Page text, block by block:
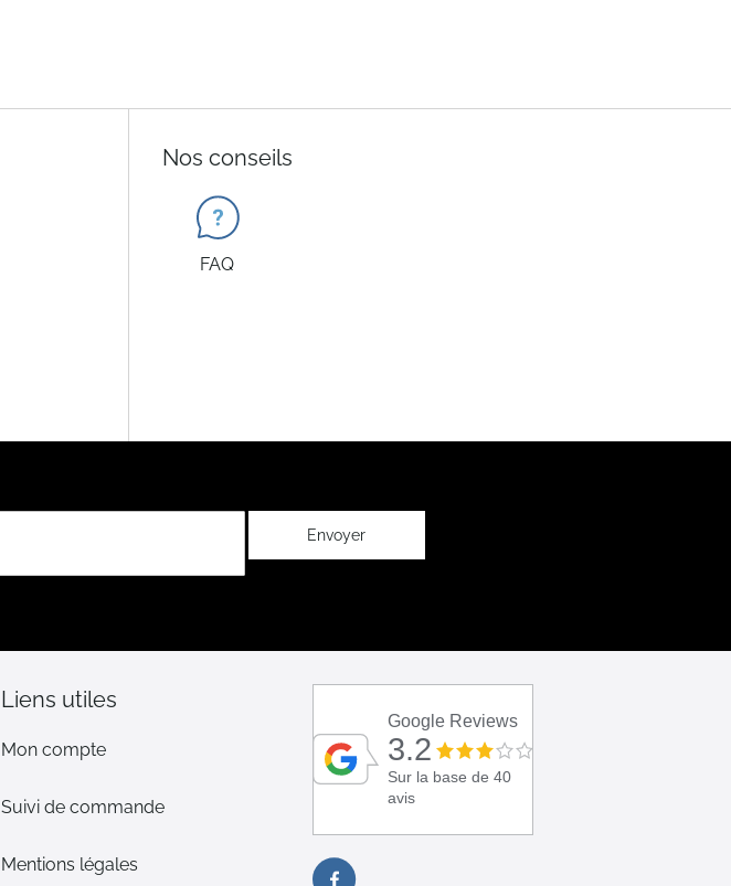
Nos conseils
FAQ
Envoyer
Liens utiles
Mon compte
Suivi de commande
Mentions légales
Google Reviews
3.2
Sur la base de 40
avis